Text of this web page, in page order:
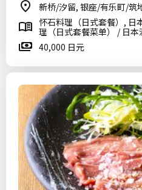
新桥/汐留, 银座/有乐町/筑
怀石料理（日式套餐）, 日
理（日式套餐菜单） / 日本
40,000 日元